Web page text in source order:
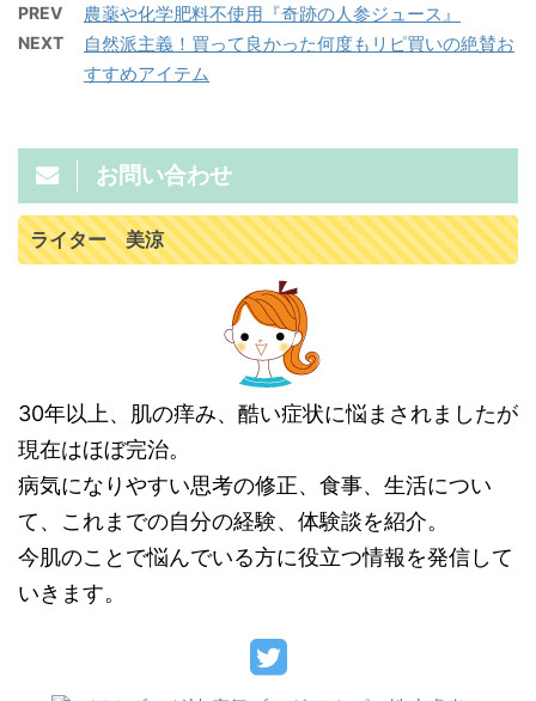
PREV 農薬や化学肥料不使用『奇跡の人参ジュース』
NEXT
自然派主義！買って良かった何度もリピ買いの絶賛お
すすめアイテム
お問い合わせ
ライター 美涼
30年以上、肌の痒み、酷い症状に悩まされましたが
現在はほぼ完治。
病気になりやすい思考の修正、食事、生活につい
て、これまでの自分の経験、体験談を紹介。
今肌のことで悩んでいる方に役立つ情報を発信して
いきます。